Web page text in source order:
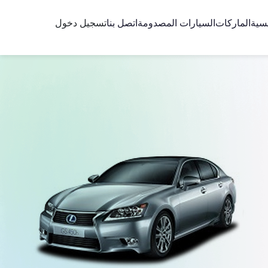
الماركات السيارات المصدومة اتصل بناتسجيل دخول